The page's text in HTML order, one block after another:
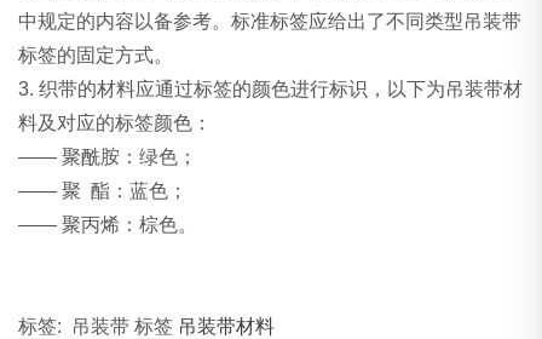
中规定的内容以备参考。标准标签应给出了不同类型吊装带
标签的固定方式。
3. 织带的材料应通过标签的颜色进行标识，以下为吊装带材
料及对应的标签颜色：
—— 聚酰胺：绿色；
—— 聚 酯：蓝色；
—— 聚丙烯：棕色。
标签: 吊装带 标签 吊装带材料